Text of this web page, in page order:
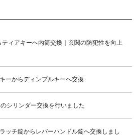
ィアキーへ内筒交換｜玄関の防犯性を向上
ーからディンプルキーへ交換
シリンダー交換を行いました
ッチ錠からレバーハンドル錠へ交換しまし